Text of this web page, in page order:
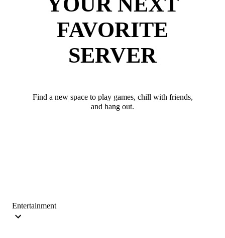
FAVORITE
SERVER
Find a new space to play games, chill with friends,
and hang out.
Entertainment